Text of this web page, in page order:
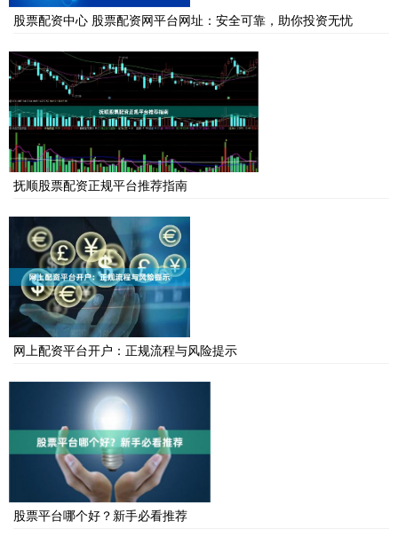
股票配资中心 股票配资网平台网址：安全可靠，助你投资无忧
抚顺股票配资正规平台推荐指南
网上配资平台开户：正规流程与风险提示
股票平台哪个好？新手必看推荐